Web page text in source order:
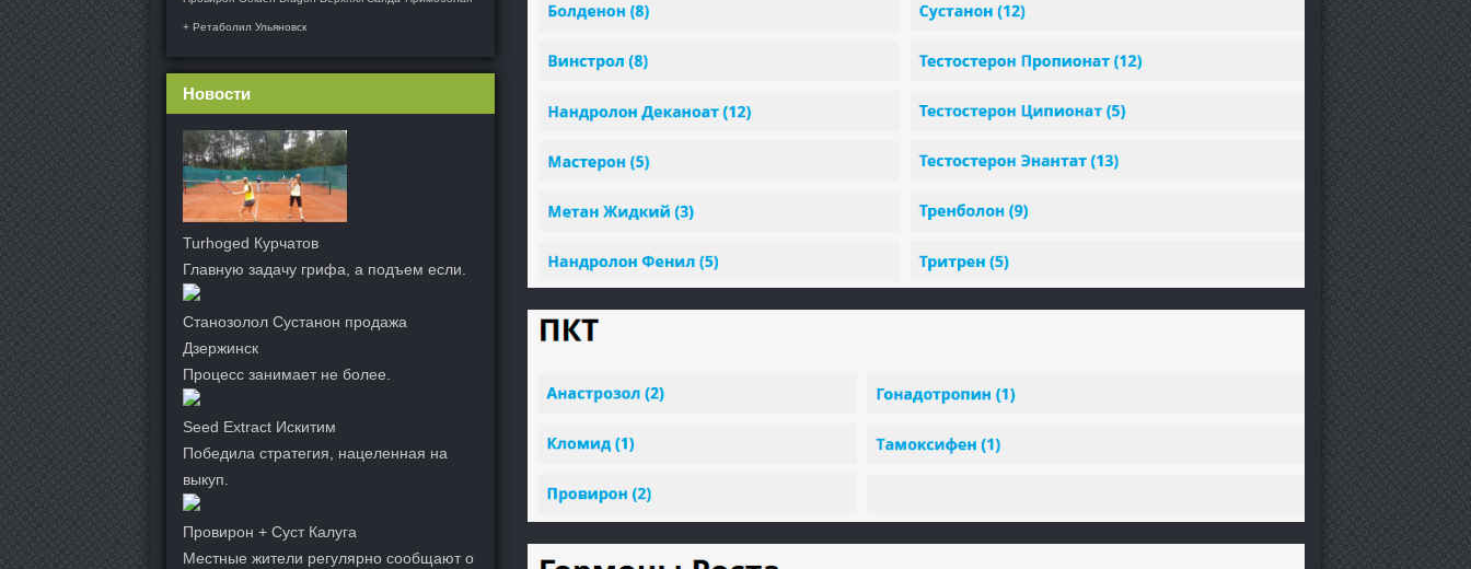
+ Ретаболил Ульяновск
Новости
Turhoged Курчатов
Главную задачу грифа, а подъем если.
Станозолол Сустанон продажа
Дзержинск
Процесс занимает не более.
Seed Extract Искитим
Победила стратегия, нацеленная на
выкуп.
Провирон + Суст Калуга
Местные жители регулярно сообщают о